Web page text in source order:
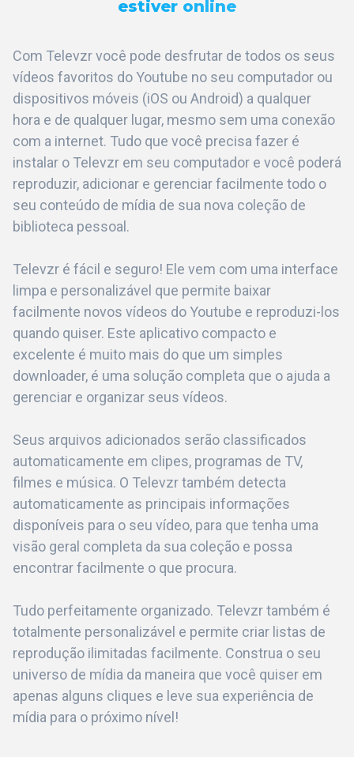
estiver online
Com Televzr você pode desfrutar de todos os seus
vídeos favoritos do Youtube no seu computador ou
dispositivos móveis (iOS ou Android) a qualquer
hora e de qualquer lugar, mesmo sem uma conexão
com a internet. Tudo que você precisa fazer é
instalar o Televzr em seu computador e você poderá
reproduzir, adicionar e gerenciar facilmente todo o
seu conteúdo de mídia de sua nova coleção de
biblioteca pessoal.
Televzr é fácil e seguro! Ele vem com uma interface
limpa e personalizável que permite baixar
facilmente novos vídeos do Youtube e reproduzi-los
quando quiser. Este aplicativo compacto e
excelente é muito mais do que um simples
downloader, é uma solução completa que o ajuda a
gerenciar e organizar seus vídeos.
Seus arquivos adicionados serão classificados
automaticamente em clipes, programas de TV,
filmes e música. O Televzr também detecta
automaticamente as principais informações
disponíveis para o seu vídeo, para que tenha uma
visão geral completa da sua coleção e possa
encontrar facilmente o que procura.
Tudo perfeitamente organizado. Televzr também é
totalmente personalizável e permite criar listas de
reprodução ilimitadas facilmente. Construa o seu
universo de mídia da maneira que você quiser em
apenas alguns cliques e leve sua experiência de
mídia para o próximo nível!